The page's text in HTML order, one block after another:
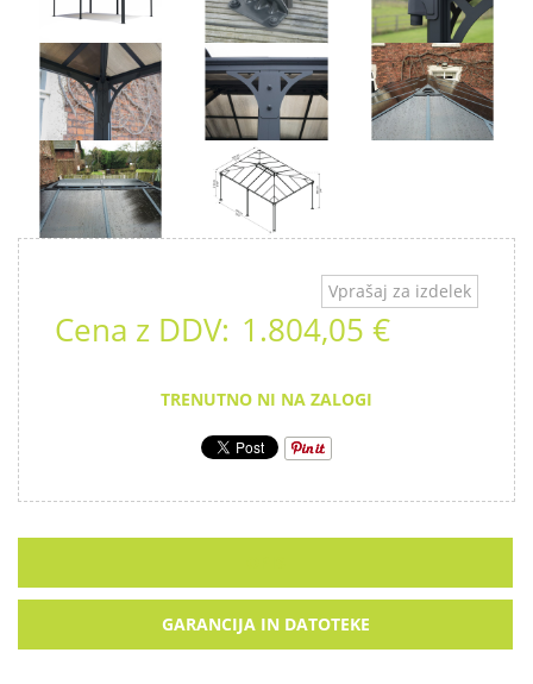
Vprašaj za izdelek
Cena z DDV: 1.804,05 €
TRENUTNO NI NA ZALOGI
GARANCIJA IN DATOTEKE